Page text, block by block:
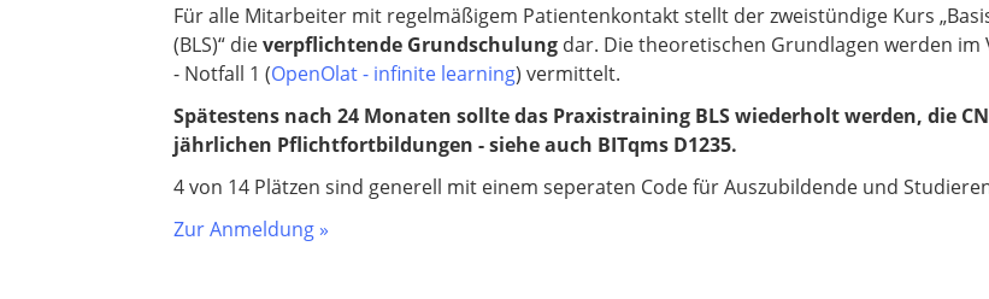
Für alle Mitarbeiter mit regelmäßigem Patientenkontakt stellt der zweistündige Kurs
(BLS)“ dieverpflichtende Grundschulung dar. Die theoretischen Grundlagen werden im
- Notfall 1 (OpenOlat - infinite learning) vermittelt.
Spätestens nach 24 Monaten sollte das Praxistraining BLS wiederholt werden, die
jährlichen Pflichtfortbildungen - siehe auch BITqms D1235.
4 von 14 Plätzen sind generell mit einem seperaten Code für Auszubildende und
Zur Anmeldung »